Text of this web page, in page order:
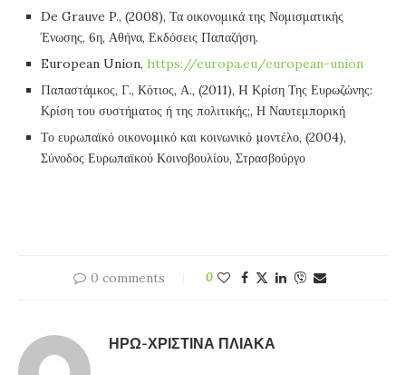
De Grauve P., (2008), Τα οικονομικά της Νομισματικής
Ένωσης, 6η, Αθήνα, Εκδόσεις Παπαζήση.
European Union, https://europa.eu/european-union
Παπαστάμκος, Γ., Κότιος, Α., (2011), H Κρίση Της Ευρωζώνης:
Κρίση του συστήματος ή της πολιτικής;, Η Ναυτεμπορική
Το ευρωπαϊκό οικονοµικό και κοινωνικό µοντέλο, (2004),
Σύνοδος Ευρωπαϊκού Κοινοβουλίου, Στρασβούργο
0 comments 0
ΗΡΏ-ΧΡΙΣΤΊΝΑ ΠΛΙΆΚΑ